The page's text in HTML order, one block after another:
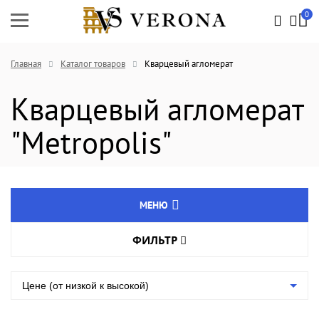
0
Главная Каталог товаров Кварцевый агломерат
Кварцевый агломерат
"Metropolis"
МЕНЮ
ФИЛЬТР
Цене (от низкой к высокой)